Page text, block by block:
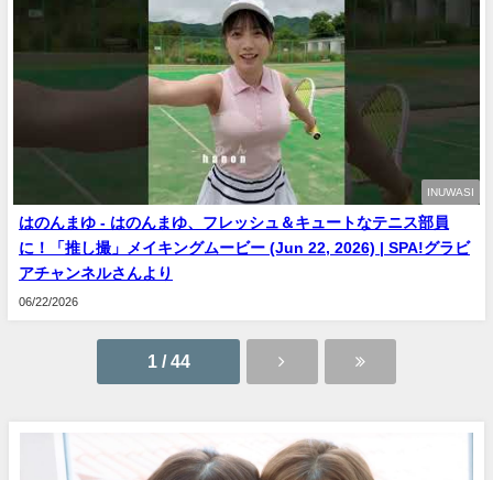
INUWASI
はのんまゆ - はのんまゆ、フレッシュ＆キュートなテニス部員
に！「推し撮」メイキングムービー (Jun 22, 2026) | SPA!グラビ
アチャンネルさんより
06/22/2026
1 / 44